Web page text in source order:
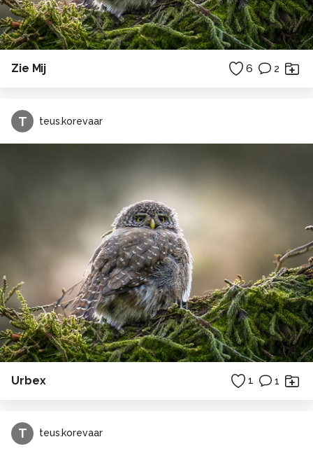
Zie Mij 6 2
T teus.korevaar
Urbex 1 1
T teus.korevaar